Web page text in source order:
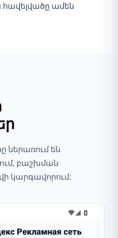
հավելվածը ամեն
ներառում են
բաշխման
կարգավորում: